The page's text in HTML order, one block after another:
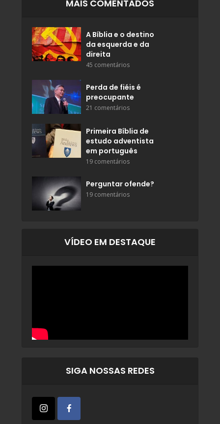
MAIS COMENTADOS
A Bíblia e o destino
da esquerda e da
direita
45 comentários
Perda de fiéis é
preocupante
21 comentários
Primeira Bíblia de
estudo adventista
em português
19 comentários
Perguntar ofende?
19 comentários
VÍDEO EM DESTAQUE
SIGA NOSSAS REDES